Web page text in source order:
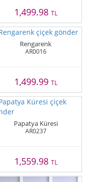
1,499.98 TL
Rengarenk
AR0016
1,499.99 TL
Papatya Küresi
AR0237
1,559.98 TL